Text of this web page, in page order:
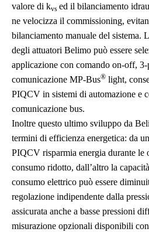
valore di kvs ed il bilanciamento
ne velocizza il commissioning,
bilanciamento manuale del sistema.
degli attuatori Belimo può essere
applicazione con comando on-off,
comunicazione MP-Bus® light,
PIQCV in sistemi di automazione e
comunicazione bus.
Inoltre questo ultimo sviluppo da
termini di efficienza energetica: da
PIQCV risparmia energia durante le
consumo ridotto, dall’altro la
consumo elettrico può essere
regolazione indipendente dalla
assicurata anche a basse pressioni
misurazione opzionali disponibili